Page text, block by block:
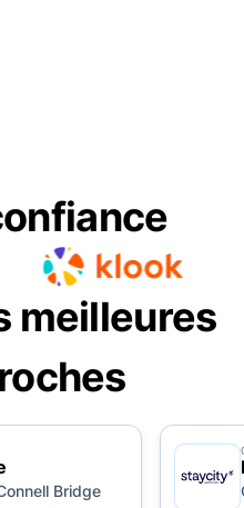
meilleures
Bridge